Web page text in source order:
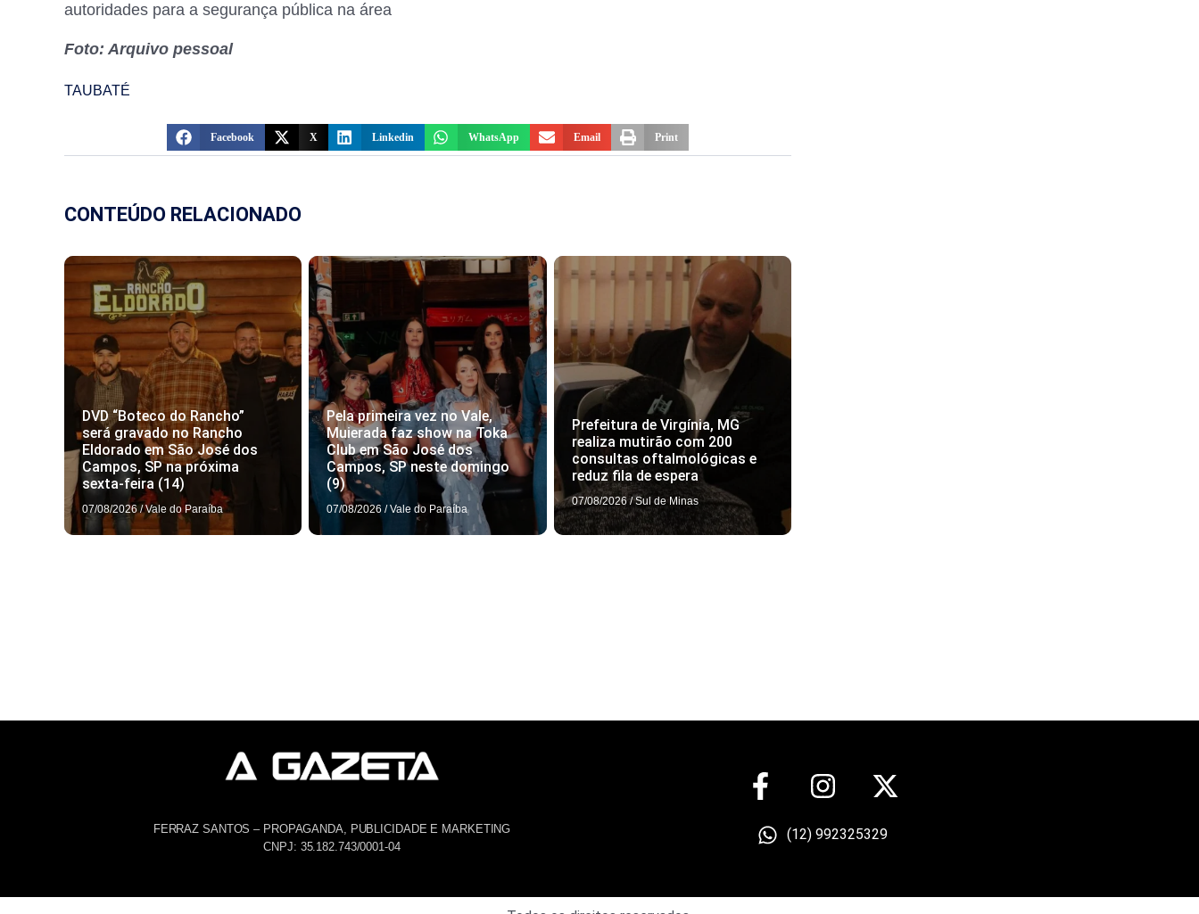
autoridades para a segurança pública na área
Foto: Arquivo pessoal
TAUBATÉ
Facebook X Linkedin WhatsApp Email Print
CONTEÚDO RELACIONADO
DVD “Boteco do Rancho”
será gravado no Rancho
Eldorado em São José dos
Campos, SP na próxima
sexta-feira (14)
07/08/2026 / Vale do Paraíba
Pela primeira vez no Vale,
Muierada faz show na Toka
Club em São José dos
Campos, SP neste domingo
(9)
07/08/2026 / Vale do Paraíba
Prefeitura de Virgínia, MG
realiza mutirão com 200
consultas oftalmológicas e
reduz fila de espera
07/08/2026 / Sul de Minas
FERRAZ SANTOS – PROPAGANDA, PUBLICIDADE E MARKETING
CNPJ: 35.182.743/0001-04
(12) 992325329